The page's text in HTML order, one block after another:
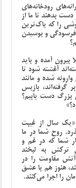
رودخانه‌های
دست بدهند تا ما از
را که پاک‌ترین
و پوسیدن
آمده و باید
آغشته شود تا
شده و مانند
گرفته‌اند، بازپس
بزرگ دست یابیم؟
«یک سال از غیبت
​​روح شما در ما
شما که در غم و
ترکش به لبخند
مقاومت را در
هنوز هم با عشق
را اجرا می‌کنند.